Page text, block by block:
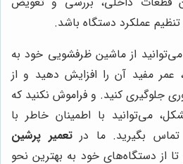
عملکرد دستگاه باشد.
از ماشین ظرفشویی خود به
عمر مفید آن را افزایش دهید و از
جلوگیری کنید. و فراموش نکنید که
می‌توانید با اطمینان خاطر با
تماس بگیرید. ما درتعمیر پرشین
از دستگاه‌های خود به بهترین نحو